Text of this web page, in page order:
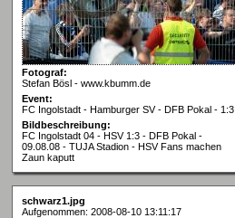
Fotograf:
Stefan Bösl - www.kbumm.de
Event:
FC Ingolstadt - Hamburger SV - DFB Pokal - 1:3
Bildbeschreibung:
FC Ingolstadt 04 - HSV 1:3 - DFB Pokal -
09.08.08 - TUJA Stadion - HSV Fans machen
Zaun kaputt
schwarz1.jpg
Aufgenommen: 2008-08-10 13:11:17